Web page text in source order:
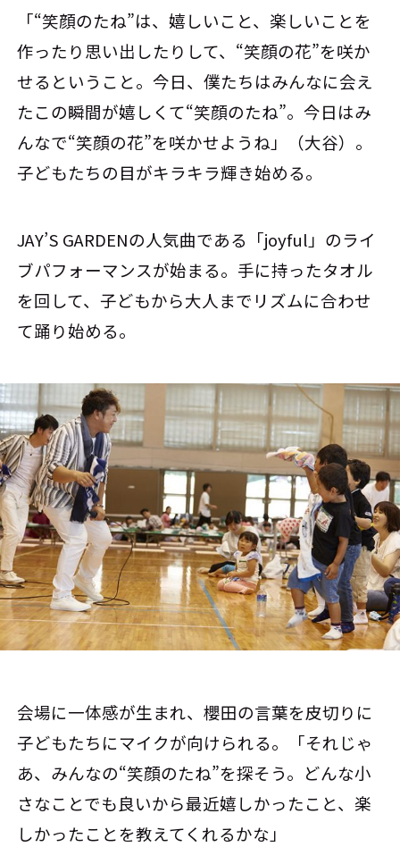
「“笑顔のたね”は、嬉しいこと、楽しいことを
作ったり思い出したりして、“笑顔の花”を咲か
せるということ。今日、僕たちはみんなに会え
たこの瞬間が嬉しくて“笑顔のたね”。今日はみ
んなで“笑顔の花”を咲かせようね」（大谷）。
子どもたちの目がキラキラ輝き始める。
JAY’S GARDENの人気曲である「joyful」のライ
ブパフォーマンスが始まる。手に持ったタオル
を回して、子どもから大人までリズムに合わせ
て踊り始める。
会場に一体感が生まれ、櫻田の言葉を皮切りに
子どもたちにマイクが向けられる。「それじゃ
あ、みんなの“笑顔のたね”を探そう。どんな小
さなことでも良いから最近嬉しかったこと、楽
しかったことを教えてくれるかな」